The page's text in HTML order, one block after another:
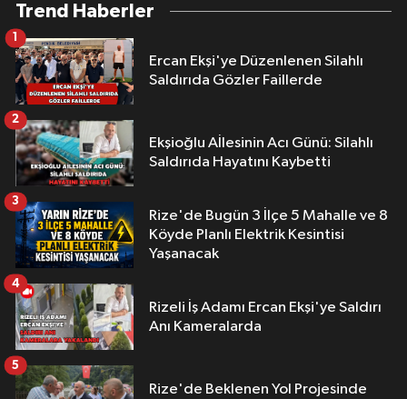
Trend Haberler
Ercan Ekşi'ye Düzenlenen Silahlı
Saldırıda Gözler Faillerde
1
Ekşioğlu Aİlesinin Acı Günü: Silahlı
Saldırıda Hayatını Kaybetti
2
Rize'de Bugün 3 İlçe 5 Mahalle ve 8
Köyde Planlı Elektrik Kesintisi
Yaşanacak
3
Rizeli İş Adamı Ercan Ekşi'ye Saldırı
Anı Kameralarda
4
Rize'de Beklenen Yol Projesinde
5